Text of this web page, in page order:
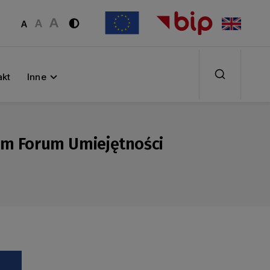
Inne
Forum Umiejętności